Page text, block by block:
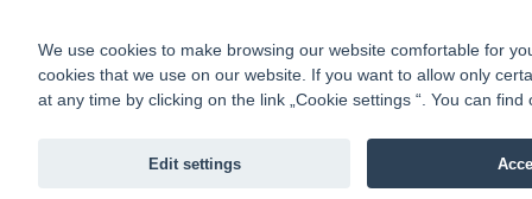
Fio bank
Fio banka
We use cookies to make browsing our website comfortable for
cookies that we use on our website. If you want to allow only
at any time by clicking on the link „Cookie settings “. You can
Edit settings